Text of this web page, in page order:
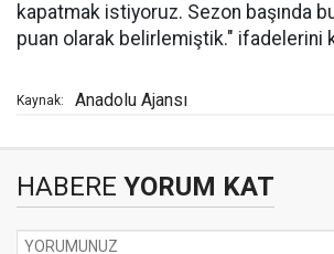
kapatmak istiyoruz. Sezon başında
puan olarak belirlemiştik." ifadelerini
Kaynak: Anadolu Ajansı
HABERE YORUM KAT